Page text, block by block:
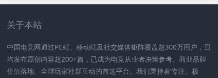
关于本站
中国电竞网通过PC端、移动端及社交媒体矩阵覆盖超300万用户，日
均发布原创内容超200+篇，已成为电竞从业者决策参考、商业品牌
价值落地、全球玩家社群互动的首选平台。我们秉持着’专注、极